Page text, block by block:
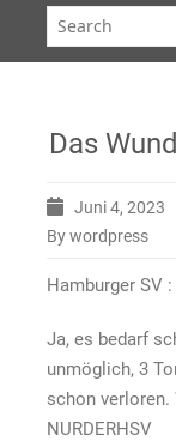
Das
Juni 4, 2023
By wordpress
Hamburger SV
Ja, es bedarf
unmöglich, 3
schon
NURDERHSV